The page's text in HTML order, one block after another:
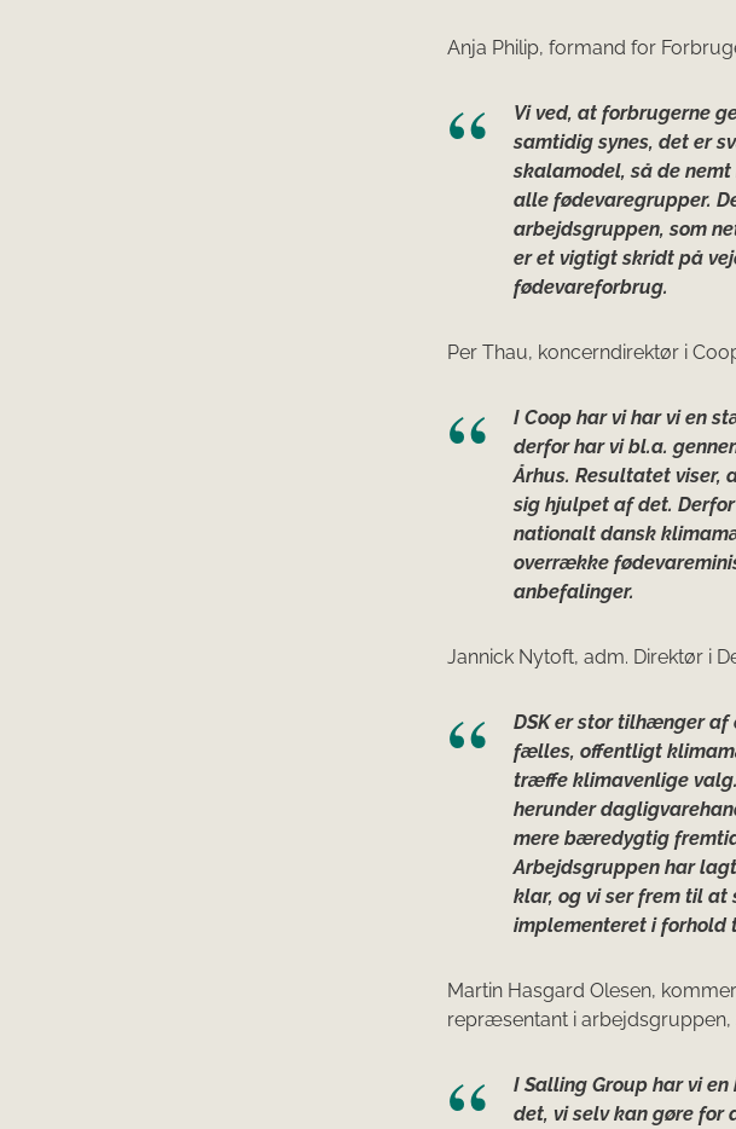
Anja Philip, formand for
Vi ved, at forbrugerne
samtidig synes, det er
skalamodel, så de
alle fødevaregrupper.
arbejdsgruppen, som
er et vigtigt skridt på
fødevareforbrug.
Per Thau, koncerndirektør i
I Coop har vi har vi en
derfor har vi bl.a.
Århus. Resultatet
sig hjulpet af det.
nationalt dansk
overrække
anbefalinger.
Jannick Nytoft, adm. Direktør i
DSK er stor tilhænger
fælles, offentligt
træffe klimavenlige
herunder
mere bæredygtig
Arbejdsgruppen har
klar, og vi ser frem til
implementeret i forhold
Martin Hasgard Olesen,
repræsentant i arbejdsgruppen,
I Salling Group har vi
det, vi selv kan gøre for